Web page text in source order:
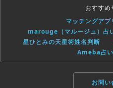
おすすめ
マッチングアプ
marouge（マルージュ）占
星ひとみの天星術姓名判断
Ameba占
お問い